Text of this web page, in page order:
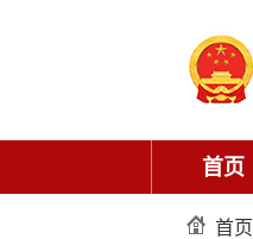
首页
首页